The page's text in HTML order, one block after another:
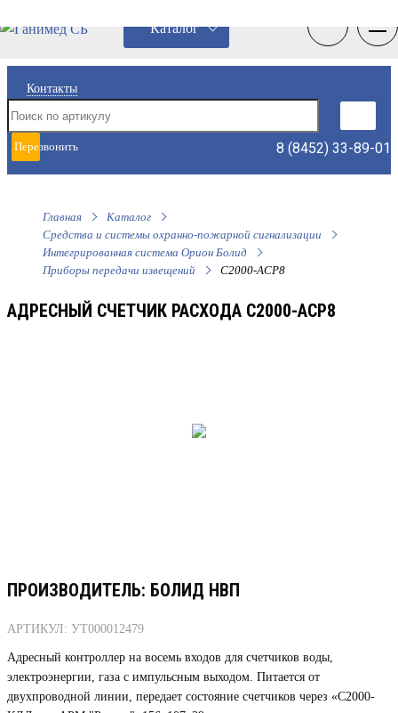
Контакты
Перезвонить
мне
8 (8452) 33-89-01
Каталог
Главная
Каталог
Средства и системы охранно-пожарной сигнализации
Интегрированная система Орион Болид
Приборы передачи извещений
С2000-АСР8
АДРЕСНЫЙ СЧЕТЧИК РАСХОДА С2000-АСР8
ПРОИЗВОДИТЕЛЬ: БОЛИД НВП
АРТИКУЛ: УТ000012479
Адресный контроллер на восемь входов для счетчиков воды,
электроэнергии, газа с импульсным выходом. Питается от
двухпроводной линии, передает состояние счетчиков через «С2000-